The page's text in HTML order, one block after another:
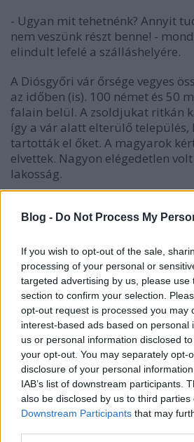
Blog - Do Not Process My
If you wish to opt-out of the sale,
processing of your personal or
targeted advertising by us, please use
section to confirm your selection.
opt-out request is processed you may
interest-based ads based on personal
us or personal information disclosed
your opt-out. You may separately opt-
disclosure of your personal
IAB’s list of downstream participants.
also be disclosed by us to third parties
Downstream Participants that may
- Ugyan mit tehetnénk? Annyit
nem veszünk részt benne! -
elindult lefelé a szálláshelyére.
A Diósgyőri vár őrsége vegyes
az időben (is). 100 német és 50
falain belül. A zsoldjukat ritkán
így a vár alatt elterülő település,
tartották el őket. A magyarok
elvettek. Nagyon elégedetlen
lakosság.
"vezetésével" egy bujdosó
Györkénél elszenvedett vereség
életét élték. Haza nem mehettek,
császári seregben szolgáltak,
jutott volna nekik osztályrészül.
Nem örült Diósgyőr lakossága
érkezőknek, azonban a
velük. A falu öregjeivel sokat
rebellis kuruc vezető. A fent
Ónodi Kázmér hadnagy, Balla
Tobákos Imre tizedes. Arról is
hogy az erősség magyar katonái
emberek.